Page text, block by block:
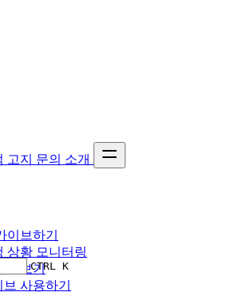
고지 문의 소개
CTRL K
이브하기
상황 모니터링
브 보기
사용하기